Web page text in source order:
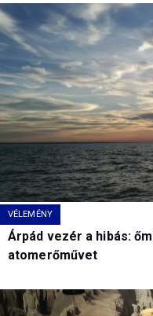
VÉLEMÉNY
Árpád vezér a hibás:
atomerőművet